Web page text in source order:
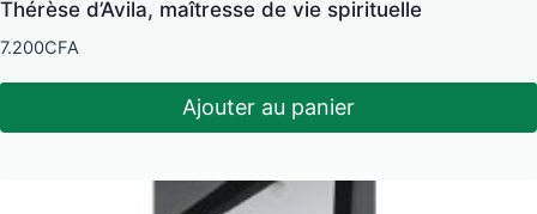
Thérèse d’Avila, maîtresse de vie spirituelle
7.200CFA
Ajouter au panier